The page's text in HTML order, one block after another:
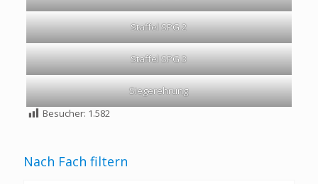
Staffel SPG 2
Staffel SPG 3
Siegerehrung
Besucher: 1.582
Nach Fach filtern